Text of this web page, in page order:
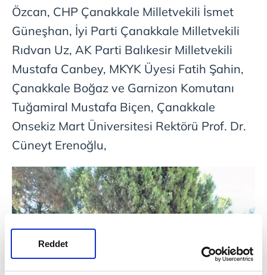
Reddet
Özcan, CHP Çanakkale Milletvekili İsmet
Güneşhan, İyi Parti Çanakkale Milletvekili
Rıdvan Uz, AK Parti Balıkesir Milletvekili
Mustafa Canbey, MKYK Üyesi Fatih Şahin,
Çanakkale Boğaz ve Garnizon Komutanı
Tuğamiral Mustafa Biçen, Çanakkale
Onsekiz Mart Üniversitesi Rektörü Prof. Dr.
Cüneyt Erenoğlu,